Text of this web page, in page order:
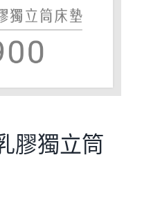
膠獨立筒